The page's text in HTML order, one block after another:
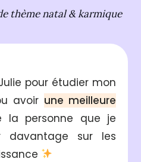
thème natal & karmique
pour étudier mon
avoir une meilleure
la personne que je
davantage sur les